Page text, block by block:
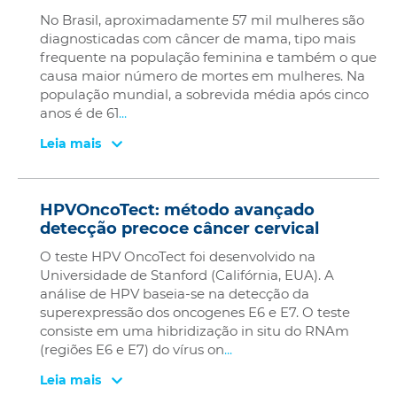
No Brasil, aproximadamente 57 mil mulheres são
diagnosticadas com câncer de mama, tipo mais
frequente na população feminina e também o que
causa maior número de mortes em mulheres. Na
população mundial, a sobrevida média após cinco
anos é de 61...
Leia mais
HPVOncoTect: método avançado
detecção precoce câncer cervical
O teste HPV OncoTect foi desenvolvido na
Universidade de Stanford (Califórnia, EUA). A
análise de HPV baseia-se na detecção da
superexpressão dos oncogenes E6 e E7. O teste
consiste em uma hibridização in situ do RNAm
(regiões E6 e E7) do vírus on...
Leia mais